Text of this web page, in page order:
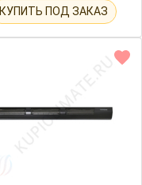
КУПИТЬ ПОД ЗАКАЗ